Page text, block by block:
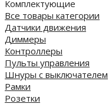
Комплектующие
Все товары категории
Датчики движения
Диммеры
Контроллеры
Пульты управления
Шнуры с выключателем
Рамки
Розетки